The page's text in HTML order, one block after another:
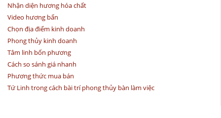
Nhận diện hương hóa chất
Video hương bẩn
Chọn địa điểm kinh doanh
Phong thủy kinh doanh
Tâm linh bốn phương
Cách so sánh giá nhanh
Phương thức mua bán
Tứ Linh trong cách bài trí phong thủy bàn làm việc